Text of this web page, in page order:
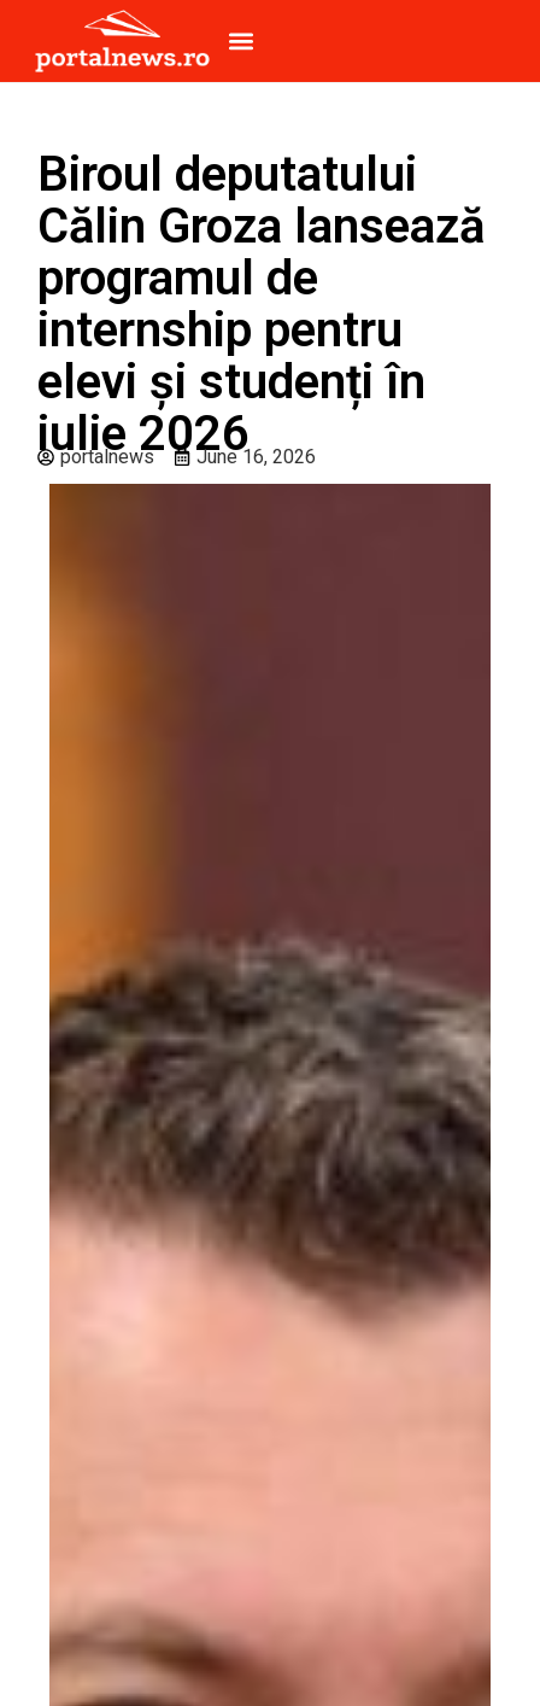
Biroul deputatului
Călin Groza lansează
programul de
internship pentru
elevi și studenți în
iulie 2026
portalnews June 16, 2026